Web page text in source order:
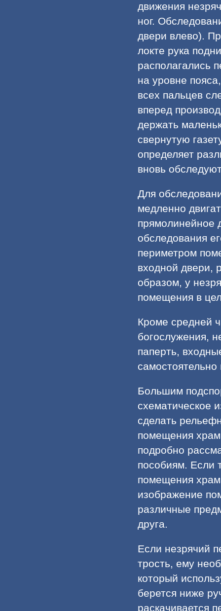
движения
ног.
двери влево).
локте рука
располагались
на уровне
всех пальцев
вперед
держать
свернутую
определяет
вновь
Для
медленно
прямолинейное
обследования
периметром
входной двери,
образом, у
помещения в
Кроме средней
богослужения,
паперть,
Большим
схематическое
сделать
помещения
подробно
пособиям. Если
помещения
изображение
различные
друга.
Если незрячий
трость, ему
который
берется ниже
раскачивается